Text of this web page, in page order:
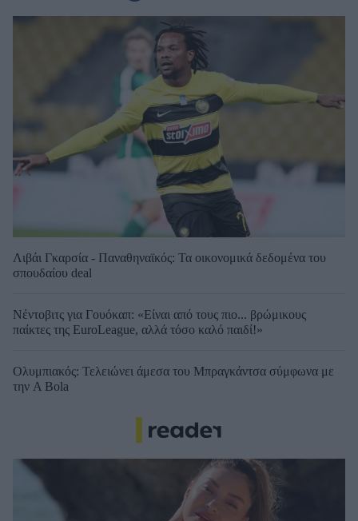
Λιβάι Γκαρσία - Παναθηναϊκός: Τα οικονομικά δεδομένα του
σπουδαίου deal
Νέντοβιτς για Γουόκαπ: «Είναι από τους πιο... βρώμικους
παίκτες της EuroLeague, αλλά τόσο καλό παιδί!»
Ολυμπιακός: Τελειώνει άμεσα του Μπραγκάντσα σύμφωνα με
την A Bola